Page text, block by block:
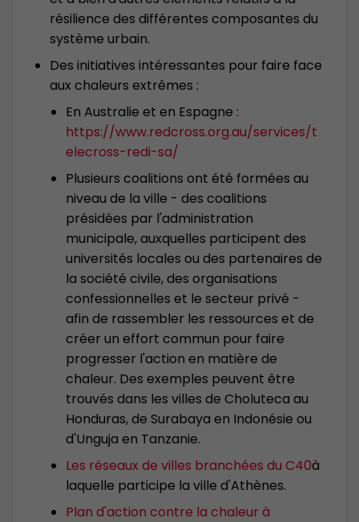
résilience des différentes composantes du
système urbain.
Des initiatives intéressantes pour faire face
aux chaleurs extrêmes :
En Australie et en Espagne :
https://www.redcross.org.au/services/t
elecross-redi-sa/
Plusieurs coalitions ont été formées au
niveau de la ville - des coalitions
présidées par l'administration
municipale, auxquelles participent des
universités locales ou des partenaires de
la société civile, des organisations
confessionnelles et le secteur privé -
afin de rassembler les ressources et de
créer un effort commun pour faire
progresser l'action en matière de
chaleur. Des exemples peuvent être
trouvés dans les villes de Choluteca au
Honduras, de Surabaya en Indonésie ou
d'Unguja en Tanzanie.
Les réseaux de villes branchées du C40à
laquelle participe la ville d'Athènes.
Plan d'action contre la chaleur à